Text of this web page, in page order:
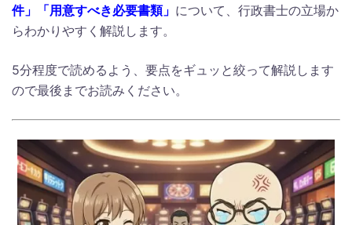
件」「用意すべき必要書類」 について、行政書士の立場か
らわかりやすく解説します。
5分程度で読めるよう、要点をギュッと絞って解説します
ので最後までお読みください。